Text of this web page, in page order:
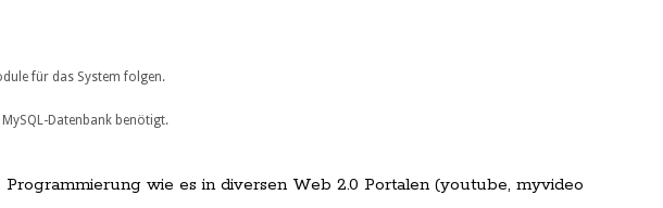
für das System folgen.
Datenbank benötigt.
wie es in diversen Web 2.0 Portalen (youtube, myvideo